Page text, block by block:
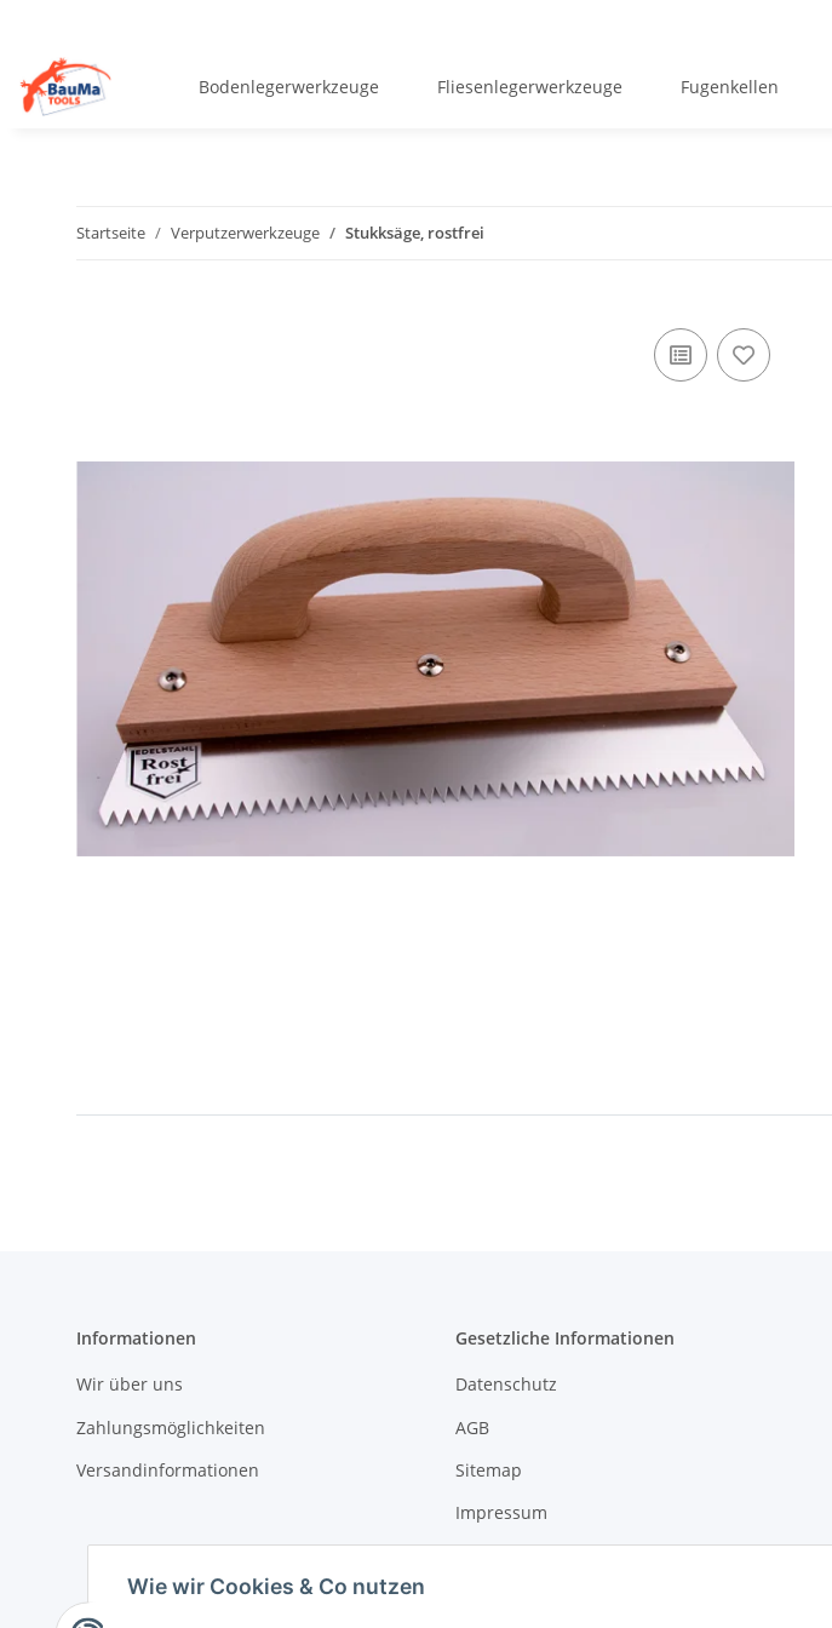
Bodenlegerwerkzeuge Fliesenlegerwerkzeuge Fugenkellen
Startseite Verputzerwerkzeuge Stukksäge, rostfrei
Informationen
Wir über uns
Zahlungsmöglichkeiten
Versandinformationen
Gesetzliche Informationen
Datenschutz
AGB
Sitemap
Impressum
Wie wir Cookies & Co nutzen